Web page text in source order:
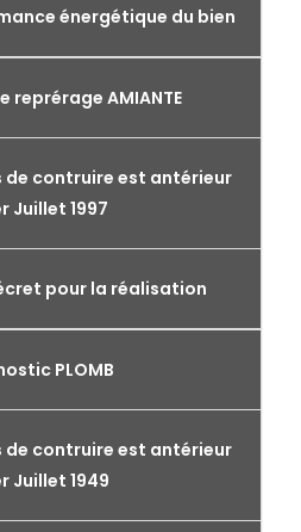
énergétique du bien
reprérage AMIANTE
de contruire est antérieur
Juillet 1997
pour la réalisation
PLOMB
de contruire est antérieur
Juillet 1949